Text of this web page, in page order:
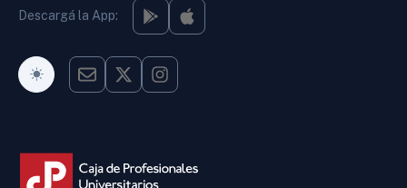
Descargá la App:
Modo Oscuro